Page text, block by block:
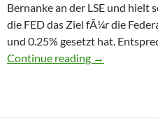
Bernanke an der LSE und hielt
die FED das Ziel fÃ¼r die
und 0.25% gesetzt hat.
Continue reading Ben Bernanke
→